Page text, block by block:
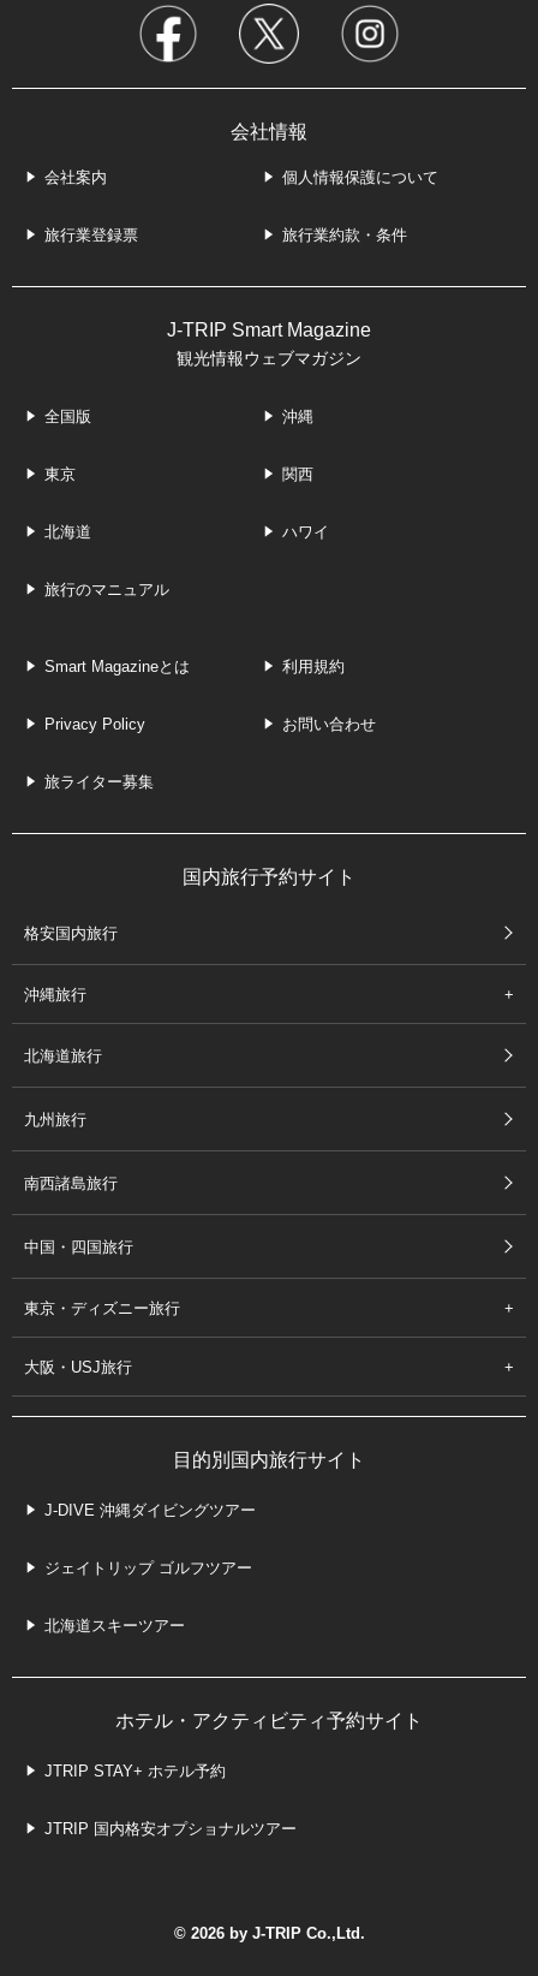
会社情報
会社案内 個人情報保護について
旅行業登録票 旅行業約款・条件
J-TRIP Smart Magazine
観光情報ウェブマガジン
全国版 沖縄
東京 関西
北海道 ハワイ
旅行のマニュアル
Smart Magazineとは 利用規約
Privacy Policy お問い合わせ
旅ライター募集
国内旅行予約サイト
格安国内旅行
沖縄旅行
北海道旅行
九州旅行
南西諸島旅行
中国・四国旅行
東京・ディズニー旅行
大阪・USJ旅行
目的別国内旅行サイト
J-DIVE 沖縄ダイビングツアー
ジェイトリップ ゴルフツアー
北海道スキーツアー
ホテル・アクティビティ予約サイト
JTRIP STAY+ ホテル予約
JTRIP 国内格安オプショナルツアー
© 2026 by J-TRIP Co.,Ltd.